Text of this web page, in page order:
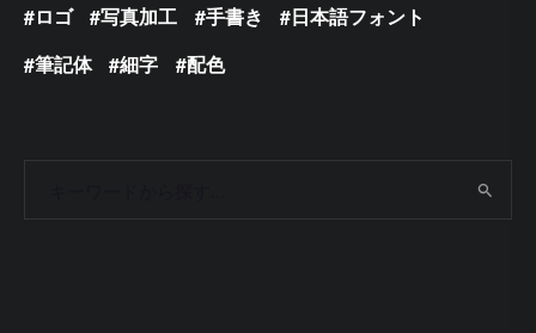
ロゴ
写真加工 手書き
日本語フォント
筆記体
細字 配色